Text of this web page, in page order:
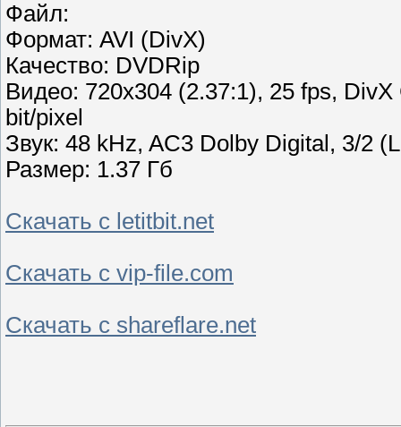
Файл:
Формат: AVI (DivX)
Качество: DVDRip
Видео: 720x304 (2.37:1), 25 fps,
bit/pixel
Звук: 48 kHz, AC3 Dolby Digital, 3/2
Размер: 1.37 Гб
Скачать с letitbit.net
Скачать с vip-file.com
Скачать с shareflare.net